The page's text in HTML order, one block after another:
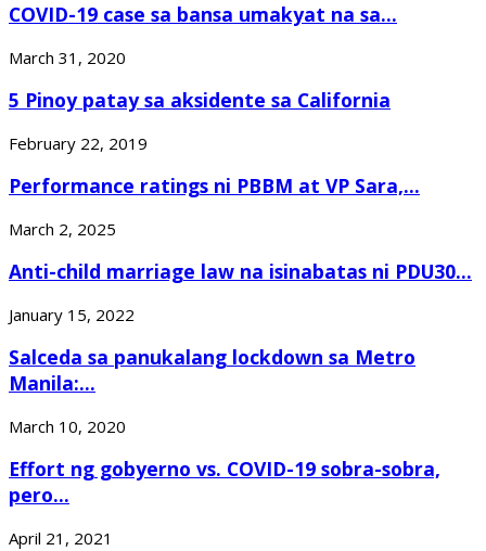
COVID-19 case sa bansa umakyat na sa...
March 31, 2020
5 Pinoy patay sa aksidente sa California
February 22, 2019
Performance ratings ni PBBM at VP Sara,...
March 2, 2025
Anti-child marriage law na isinabatas ni PDU30...
January 15, 2022
Salceda sa panukalang lockdown sa Metro
Manila:...
March 10, 2020
Effort ng gobyerno vs. COVID-19 sobra-sobra,
pero...
April 21, 2021